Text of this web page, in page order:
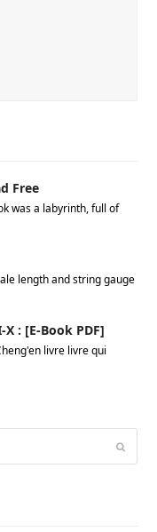
Free
was a labyrinth, full of
length and string gauge
: [E-Book PDF]
livre livre qui